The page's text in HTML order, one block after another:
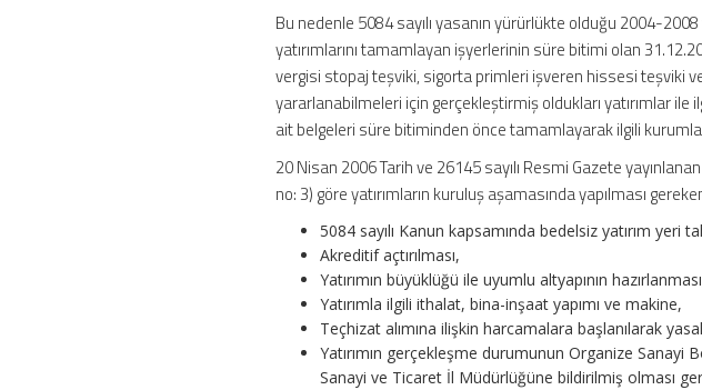
Bu nedenle 5084 sayılı yasanın yürürlükte olduğu 2004-2008
yatırımlarını tamamlayan işyerlerinin süre bitimi olan
vergisi stopaj teşviki, sigorta primleri işveren hissesi teşviki
yararlanabilmeleri için gerçekleştirmiş oldukları yatırımlar
ait belgeleri süre bitiminden önce tamamlayarak ilgili
20 Nisan 2006 Tarih ve 26145 sayılı Resmi Gazete
no: 3) göre yatırımların kuruluş aşamasında yapılması
5084 sayılı Kanun kapsamında bedelsiz yatırım yeri
Akreditif açtırılması,
Yatırımın büyüklüğü ile uyumlu altyapının
Yatırımla ilgili ithalat, bina-inşaat yapımı ve makine,
Teçhizat alımına ilişkin harcamalara başlanılarak
Yatırımın gerçekleşme durumunun Organize
Sanayi ve Ticaret İl Müdürlüğüne bildirilmiş olması